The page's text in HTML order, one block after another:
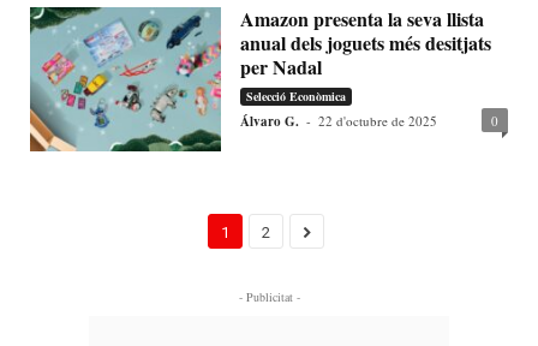
Amazon presenta la seva llista
anual dels joguets més desitjats
per Nadal
Selecció Econòmica
Álvaro G. - 22 d'octubre de 2025 0
1 2
- Publicitat -